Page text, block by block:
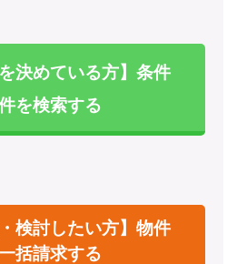
決めている方】条件
を検索する
検討したい方】物件
括請求する